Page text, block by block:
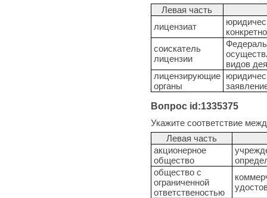
Левая часть
лицензиат
соискатель
лицензии
видов
лицензирующие
органы
Вопрос id:1335375
Укажите соответствие
Левая часть
акционерное
общество
общество с
ограниченной
ответственостью